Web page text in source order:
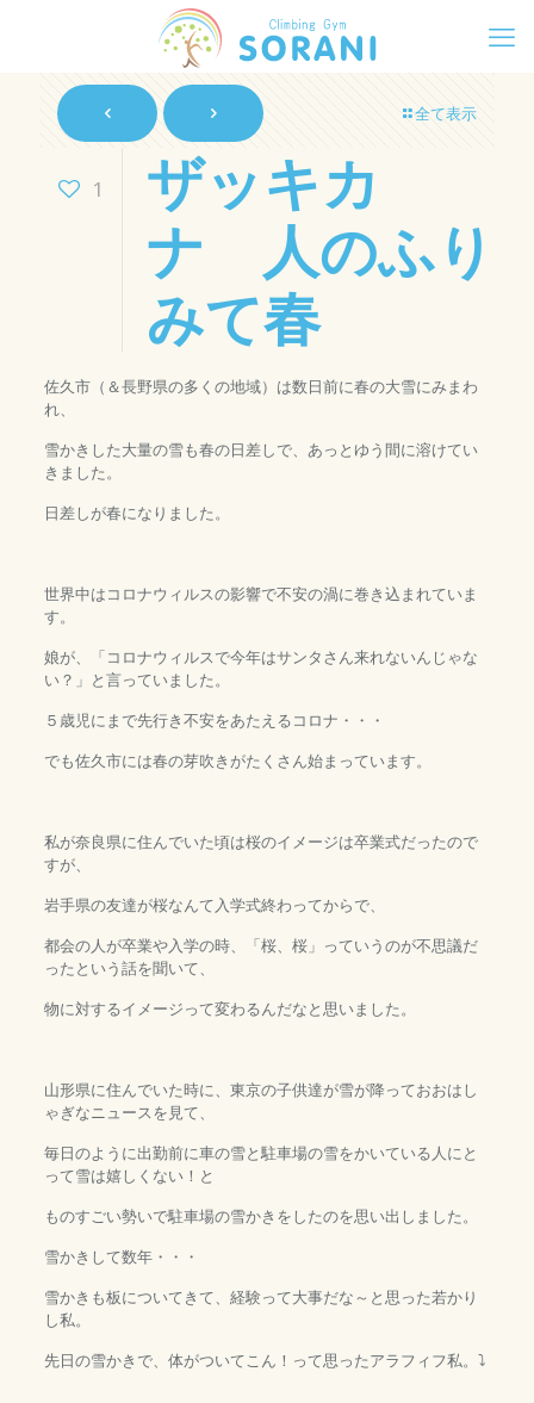
全て表示
1
ザッキカ
ナ 人のふり
みて春
佐久市（＆長野県の多くの地域）は数日前に春の大雪にみまわ
れ、
雪かきした大量の雪も春の日差しで、あっとゆう間に溶けてい
きました。
日差しが春になりました。
世界中はコロナウィルスの影響で不安の渦に巻き込まれていま
す。
娘が、「コロナウィルスで今年はサンタさん来れないんじゃな
い？」と言っていました。
５歳児にまで先行き不安をあたえるコロナ・・・
でも佐久市には春の芽吹きがたくさん始まっています。
私が奈良県に住んでいた頃は桜のイメージは卒業式だったので
すが、
岩手県の友達が桜なんて入学式終わってからで、
都会の人が卒業や入学の時、「桜、桜」っていうのが不思議だ
ったという話を聞いて、
物に対するイメージって変わるんだなと思いました。
山形県に住んでいた時に、東京の子供達が雪が降っておおはし
ゃぎなニュースを見て、
毎日のように出勤前に車の雪と駐車場の雪をかいている人にと
って雪は嬉しくない！と
ものすごい勢いで駐車場の雪かきをしたのを思い出しました。
雪かきして数年・・・
雪かきも板についてきて、経験って大事だな～と思った若かり
し私。
先日の雪かきで、体がついてこん！って思ったアラフィフ私。⤵